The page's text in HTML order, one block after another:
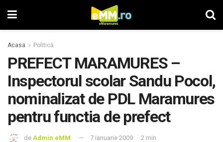
Acasa Politică
PREFECT MARAMURES –
Inspectorul scolar Sandu Pocol,
nominalizat de PDL Maramures
pentru functia de prefect
de Admin eMM 7 ianuarie 2009 2 min